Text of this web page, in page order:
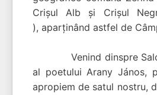
Crişul Alb şi Crişul
), aparţinând astfel de
Venind dinspre
al poetului Arany János,
apropiem de satul nostru,